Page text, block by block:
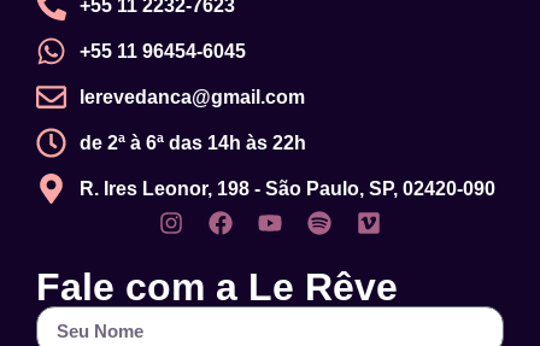
+55 11 2232-7623
+55 11 96454-6045
lerevedanca@gmail.com
de 2ª à 6ª das 14h às 22h
R. Ires Leonor, 198 - São Paulo, SP, 02420-090
Fale com a Le Rêve